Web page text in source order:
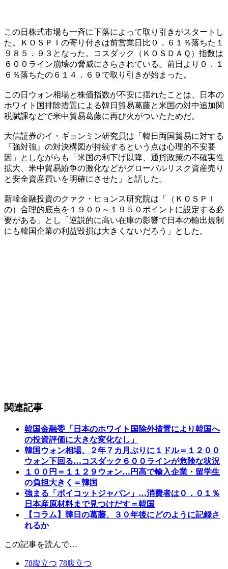
この日株式市場も一斉に下落によって取り引きがスタートし
た。ＫＯＳＰＩの寄り付きは前営業日比０．６１％落ちた１
９８５．９３となった。コスダック（ＫＯＳＤＡＱ）指数は
６００ライン崩壊の脅威にさらされている。前日より０．１
６％落ちたの６１４．６９で取り引きが始まった。
この日ウォン相場と株価指数が不安に揺れたことは、日本の
ホワイト国排除措置による韓日貿易葛藤と米国の対中追加関
税賦課などで米中貿易葛藤に再び火がついたためだ。
大信証券のイ・ギョンミン研究員は「韓日両国貿易に対する
『強対強』の対決構図が持続するという点は心理的不安要
因」としながらも「米国の利下げ以降、通貨政策の不確実性
拡大、米中貿易紛争の激化などがグローバルリスク資産売り
と安全資産買いを明確にさせた」と話した。
新韓金融投資のクァク・ヒョンス研究院は「（ＫＯＳＰＩ
の）合理的底点を１９００～１９５０ポイントに設定する必
要がある」とし「逆説的に高い在庫の影響で日本の輸出規制
にも韓国企業の利益毀損は大きくないだろう」とした。
関連記事
韓国金融委「日本のホワイト国除外措置により韓国へ
の投資評価に大きな変化なし」
韓国ウォン相場、２年７カ月ぶりに１ドル＝１２００
ウォン下回る…コスダック６００ラインが危険な状況
１００円＝１１２９ウォン…円高で輸入企業・留学生
の負担大きく＝韓国
強まる「ボイコットジャパン」…消費者は０．０１％
日本産原材料まで見つけだす＝韓国
【コラム】韓日の葛藤、３０年後にどのように記録さ
れるか
この記事を読んで…
78腹立つ 78腹立つ